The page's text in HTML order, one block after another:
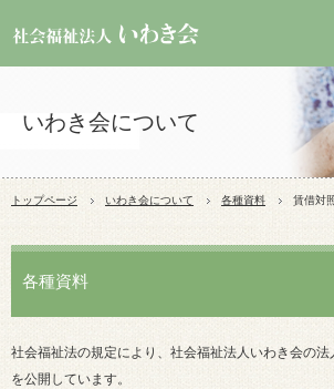
いわき会について
トップページ いわき会について 各種資料 賃借対
各種資料
社会福祉法の規定により、社会福祉法人いわき会の
を公開しています。